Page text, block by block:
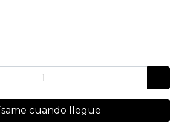
cuando llegue